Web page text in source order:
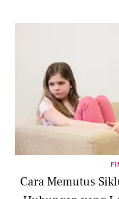
Cara Memutus